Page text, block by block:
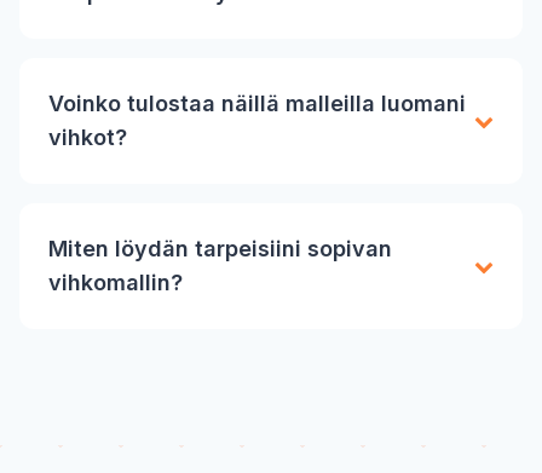
Voinko tulostaa näillä malleilla luomani
vihkot?
Miten löydän tarpeisiini sopivan
vihkomallin?